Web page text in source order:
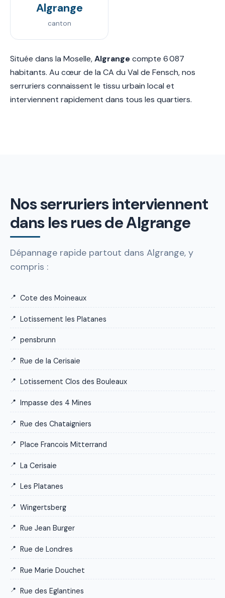
Algrange
canton
Située dans la Moselle,Algrangecompte 6 087
habitants. Au cœur de la CA du Val de Fensch, nos
serruriers connaissent le tissu urbain local et
interviennent rapidement dans tous les quartiers.
Nos serruriers interviennent
dans les rues de Algrange
Dépannage rapide partout dans Algrange, y
compris :
Cote des Moineaux
Lotissement les Platanes
pensbrunn
Rue de la Cerisaie
Lotissement Clos des Bouleaux
Impasse des 4 Mines
Rue des Chataigniers
Place Francois Mitterrand
La Cerisaie
Les Platanes
Wingertsberg
Rue Jean Burger
Rue de Londres
Rue Marie Douchet
Rue des Eglantines